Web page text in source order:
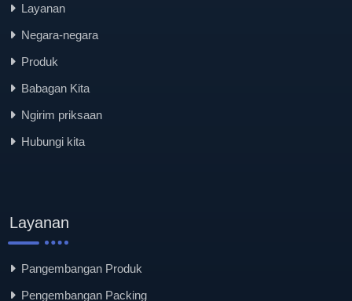
Layanan
Negara-negara
Produk
Babagan Kita
Ngirim priksaan
Hubungi kita
Layanan
Pangembangan Produk
Pengembangan Packing